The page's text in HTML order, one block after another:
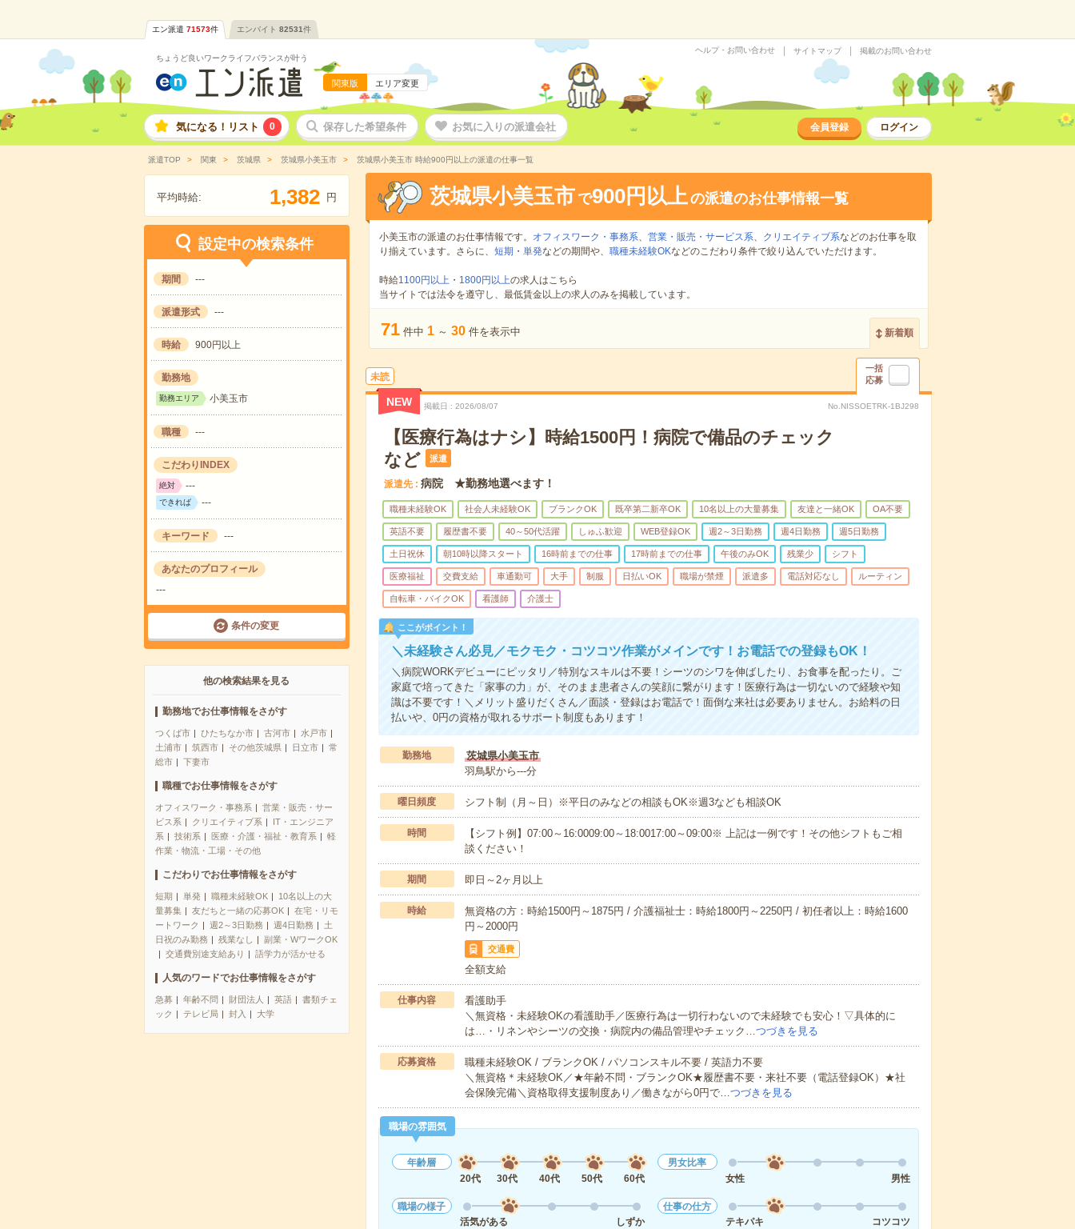
エン派遣 71573件 エンバイト 82531件
ちょうど良いワークライフバランスが叶う
関東版 エリア変更
ヘルプ・お問い合わせ サイトマップ 掲載のお問い合わせ
気になる！リスト 0 保存した希望条件 お気に入りの派遣会社 会員登録 ログイン
派遣TOP 関東 茨城県 茨城県小美玉市 茨城県小美玉市 時給900円以上の派遣の仕事一覧
平均時給: 1,382 円
設定中の検索条件
期間 ---
派遣形式 ---
時給 900円以上
勤務地
勤務エリア 小美玉市
職種 ---
こだわりINDEX
絶対 ---
できれば ---
キーワード ---
あなたのプロフィール
---
条件の変更
他の検索結果を見る
勤務地でお仕事情報をさがす
つくば市 ひたちなか市 古河市
水戸市
土浦市
筑西市 その他茨城県 日立市
常
総市
下妻市
職種でお仕事情報をさがす
オフィスワーク・事務系
営業・販売・サー
ビス系
クリエイティブ系
IT・エンジニア
系
技術系 医療・介護・福祉・教育系
軽
作業・物流・工場・その他
こだわりでお仕事情報をさがす
短期 単発 職種未経験OK
10名以上の大
量募集
友だちと一緒の応募OK
在宅・リモ
ートワーク
週2～3日勤務 週4日勤務
土
日祝のみ勤務
残業なし
副業・WワークOK
交通費別途支給あり
語学力が活かせる
人気のワードでお仕事情報をさがす
急募 年齢不問 財団法人 英語
書類チェ
ック
テレビ局 封入 大学
茨城県小美玉市 で900円以上の派遣のお仕事情報一覧
小美玉市の派遣のお仕事情報です。 オフィスワーク・事務系、 営業・販売・サービス系、 クリエイティブ系などのお仕事を取
り揃えています。さらに、 短期 ・ 単発などの期間や、 職種未経験OKなどのこだわり条件で絞り込んでいただけます。
時給1100円以上・ 1800円以上の求人はこちら
当サイトでは法令を遵守し、最低賃金以上の求人のみを掲載しています。
71 件中 1 ～ 30 件を表示中 新着順
未読
一括
応募
NEW 掲載日 2026/08/07 No.NISSOETRK-1BJ298
【医療行為はナシ】時給1500円！病院で備品のチェック
など
派遣
派遣先 病院 ★勤務地選べます！
職種未経験OK 社会人未経験OK ブランクOK 既卒第二新卒OK 10名以上の大量募集 友達と一緒OK OA不要
英語不要 履歴書不要 40～50代活躍 しゅふ歓迎 WEB登録OK 週2～3日勤務 週4日勤務 週5日勤務
土日祝休 朝10時以降スタート 16時前までの仕事 17時前までの仕事 午後のみOK 残業少 シフト
医療福祉 交費支給 車通勤可 大手 制服 日払いOK 職場が禁煙 派遣多 電話対応なし ルーティン
自転車・バイクOK 看護師 介護士
ここがポイント！
＼未経験さん必見／モクモク・コツコツ作業がメインです！お電話での登録もOK！
＼病院WORKデビューにピッタリ／特別なスキルは不要！シーツのシワを伸ばしたり、お食事を配ったり。ご
家庭で培ってきた「家事の力」が、そのまま患者さんの笑顔に繋がります！医療行為は一切ないので経験や知
識は不要です！＼メリット盛りだくさん／面談・登録はお電話で！面倒な来社は必要ありません。お給料の日
払いや、0円の資格が取れるサポート制度もあります！
勤務地
茨城県小美玉市
羽鳥駅から---分
曜日頻度 シフト制（月～日）※平日のみなどの相談もOK※週3なども相談OK
時間
【シフト例】07:00～16:0009:00～18:0017:00～09:00※ 上記は一例です！その他シフトもご相
談ください！
期間 即日～2ヶ月以上
時給
無資格の方：時給1500円～1875円 / 介護福祉士：時給1800円～2250円 / 初任者以上：時給1600
円～2000円
交通費
全額支給
仕事内容
看護助手
＼無資格・未経験OKの看護助手／医療行為は一切行わないので未経験でも安心！▽具体的に
は…・リネンやシーツの交換・病院内の備品管理やチェック…つづきを見る
応募資格
職種未経験OK / ブランクOK / パソコンスキル不要 / 英語力不要
＼無資格＊未経験OK／★年齢不問・ブランクOK★履歴書不要・来社不要（電話登録OK）★社
会保険完備＼資格取得支援制度あり／働きながら0円で…つづきを見る
職場の雰囲気
年齢層
20代
30代 40代 50代 60代
男女比率
女性
男性
職場の様子
活気がある
しずか
仕事の仕方
テキパキ
コツコツ